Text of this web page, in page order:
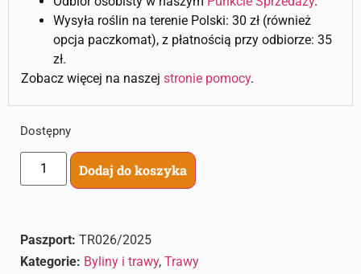
Wysyła roślin na terenie Polski: 30 zł (również
opcja paczkomat), z płatnością przy odbiorze: 35
zł.
Zobacz więcej na naszej stronie pomocy.
Dostępny
Dodaj do koszyka
Paszport: TR026/2025
Kategorie: Byliny i trawy, Trawy